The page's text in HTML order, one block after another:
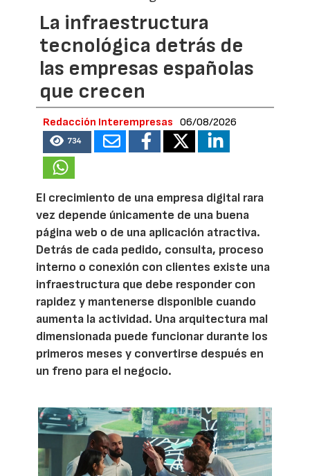
La infraestructura
tecnológica detrás de
las empresas españolas
que crecen
Redacción Interempresas 06/08/2026
734
El crecimiento de una empresa digital rara
vez depende únicamente de una buena
página web o de una aplicación atractiva.
Detrás de cada pedido, consulta, proceso
interno o conexión con clientes existe una
infraestructura que debe responder con
rapidez y mantenerse disponible cuando
aumenta la actividad. Una arquitectura mal
dimensionada puede funcionar durante los
primeros meses y convertirse después en
un freno para el negocio.